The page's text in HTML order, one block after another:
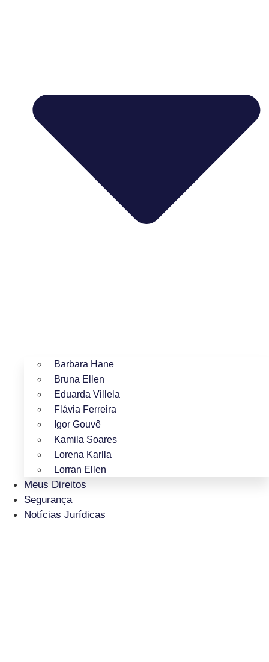
Barbara Hane
Bruna Ellen
Eduarda Villela
Flávia Ferreira
Igor Gouvê
Kamila Soares
Lorena Karlla
Lorran Ellen
Meus Direitos
Segurança
Notícias Jurídicas